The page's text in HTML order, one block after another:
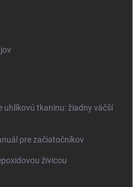
uhlíkovú tkaninu: žiadny väčší
pre začiatočníkov
živicou